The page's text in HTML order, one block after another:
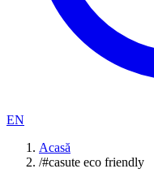
EN
Acasă
/#casute eco friendly